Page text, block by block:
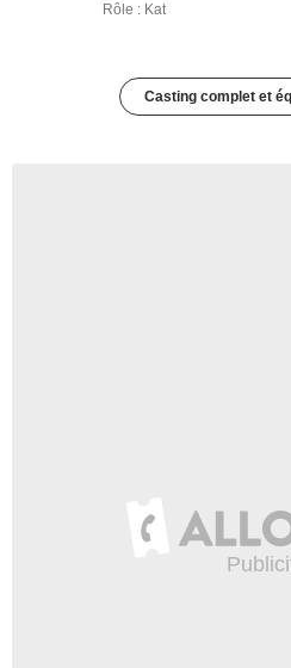
Rôle : Kat
Casting complet et